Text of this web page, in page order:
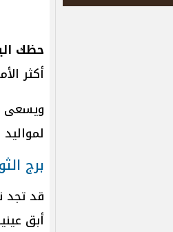
حظك اليوم
أكثر
ويسعى
برج
قد
أبق